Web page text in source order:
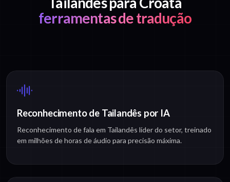
ferramentas de tradução
Reconhecimento de Tailandês por IA
Reconhecimento de fala em Tailandês líder do setor, treinado
em milhões de horas de áudio para precisão máxima.